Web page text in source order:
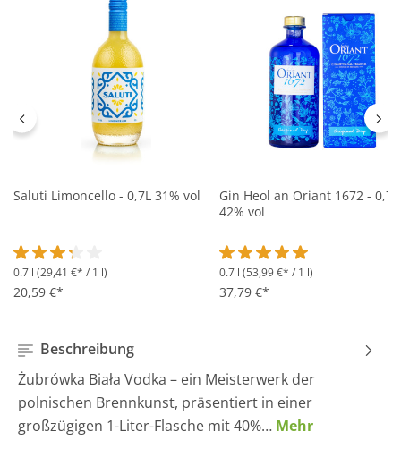
Saluti Limoncello - 0,7L 31% vol
Durchschnittliche Bewertung von 3.2 von 5 Sternen
0.7 l (29,41 €* / 1 l)
20,59 €*
Gin Heol an Oriant 1672 - 0,7L
42% vol
Durchschnittliche
0.7 l (53,99 €* / 1 l)
37,79 €*
Beschreibung
Żubrówka Biała Vodka – ein Meisterwerk der
polnischen Brennkunst, präsentiert in einer
großzügigen 1-Liter-Flasche mit 40%… Mehr